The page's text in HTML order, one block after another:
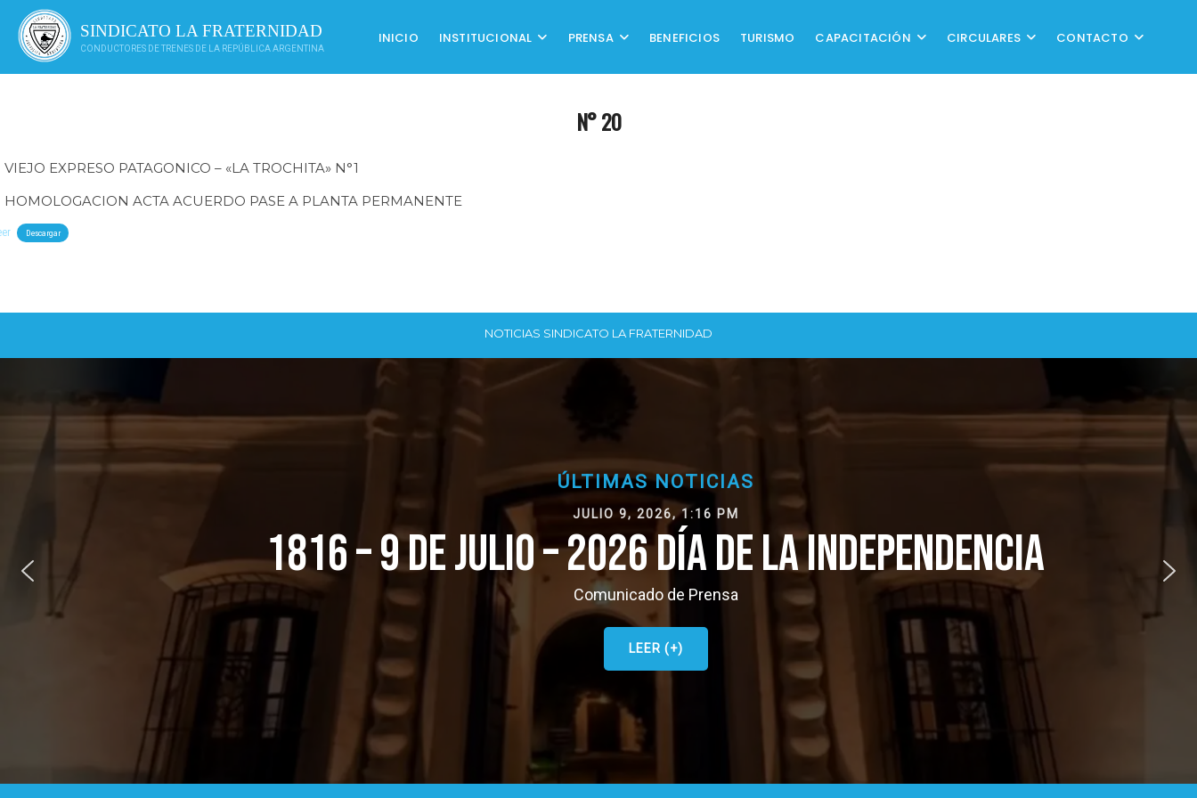
contenido
SINDICATO LA FRATERNIDAD
CONDUCTORES DE TRENES DE LA REPÚBLICA ARGENTINA
INICIO INSTITUCIONAL PRENSA BENEFICIOS TURISMO CAPACITACIÓN CIRCULARES CONTACTO
N° 20
VIEJO EXPRESO PATAGONICO – «LA TROCHITA» N°1
HOMOLOGACION ACTA ACUERDO PASE A PLANTA PERMANENTE
Descargar
NOTICIAS SINDICATO LA FRATERNIDAD
ÚLTIMAS NOTICIAS
JULIO 9, 2026, 1:16 PM
1816 – 9 DE JULIO – 2026 DÍA DE LA INDEPENDENCIA
Comunicado de Prensa